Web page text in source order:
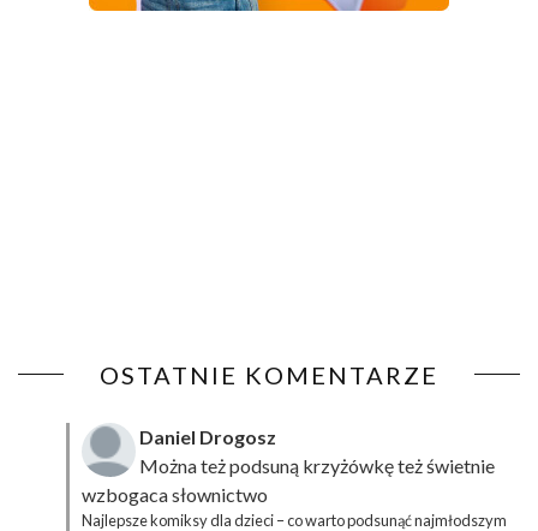
OSTATNIE KOMENTARZE
Daniel Drogosz
Można też podsuną krzyżówkęteż świetnie
wzbogaca słownictwo
Najlepsze komiksy dla dzieci – co warto podsunąć najmłodszym